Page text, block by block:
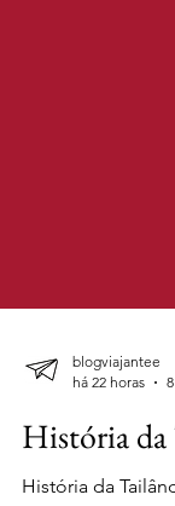
há 22 horas
História da